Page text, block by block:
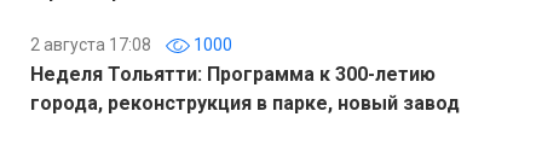
2 августа 17:08 1000
Неделя Тольятти: Программа к 300-летию
города, реконструкция в парке, новый завод